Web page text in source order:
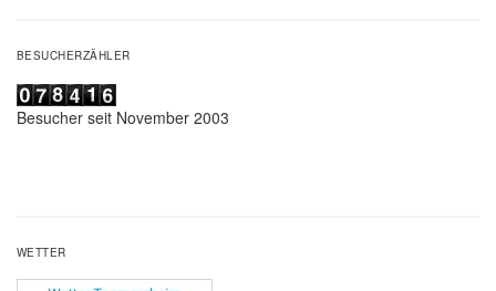
BESUCHERZÄHLER
Besucher seit November 2003
WETTER